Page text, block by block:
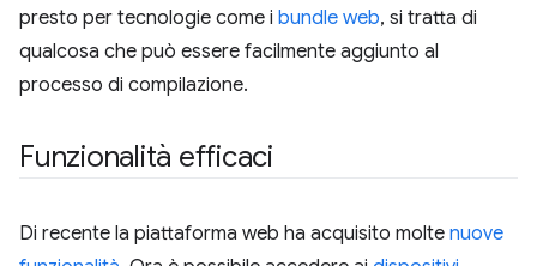
presto per tecnologie come i bundle web, si tratta di
qualcosa che può essere facilmente aggiunto al
processo di compilazione.
Funzionalità efficaci
Di recente la piattaforma web ha acquisito molte nuove